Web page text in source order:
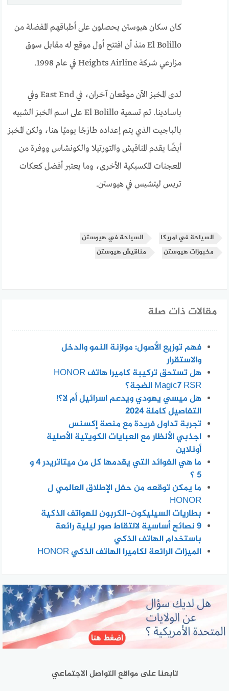
كان سكان هيوستن يحصلون على أطباقهم المفضلة من
El Bolillo منذ أن افتتح أول موقع له مقابل سوق
مزارعي شركة Heights Airline في عام 1998.
لدى المخبز الآن موقعان آخران، في East End وفي
باسادينا. تم تسمية El Bolillo على اسم الخبز الشبيه
بالباجيت الذي يتم إعداده طازجًا يوميًا هنا، ولكن المخبز
أيضًا يقدم المناقيش والتورتيلا والكونشاس ووفرة من
المعجنات المكسيكية الأخرى، وما يعتبر أفضل كعكات
تريس ليتشيس في هيوستن.
السياحة في امريكا
السياحة في هيوستن
مخبوزات هيوستن
مناقيش هيوستن
مقالات ذات صلة
فهم توزيع الأصول: موازنة النمو والدخل
والاستقرار
هل تستحق تركيبة كاميرا هاتف HONOR
Magic7 RSR الضجة؟
هل ميسي يهودي ويدعم اسرائيل أم لا؟!
التفاصيل كاملة 2024
تجربة تداول فريدة مع منصة إكسنس
اجذبي الأنظار مع العبايات الكويتية الأصلية
أونلاين
ما هي الفوائد التي يقدمها كل من ميتاتريدر 4 و
5 ؟
ما يمكن توقعه من حفل الإطلاق العالمي ل
HONOR
بطاريات السيليكون-الكربون للهواتف الذكية
٩ نصائح أساسية لالتقاط صور ليلية رائعة
باستخدام الهاتف الذكي
الميزات الرائعة لكاميرا الهاتف الذكي HONOR
تابعنا على مواقع التواصل الاجتماعي